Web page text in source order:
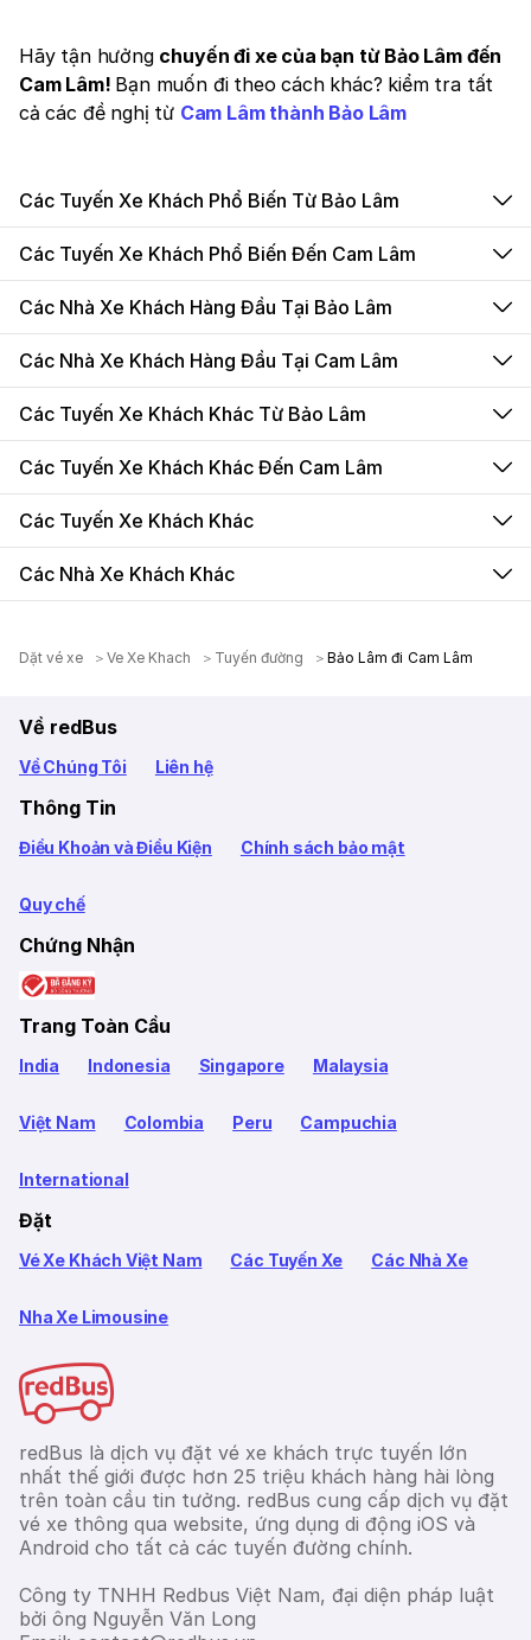
Hãy tận hưởng chuyến đi xe của bạn từ Bảo Lâm đến
Cam Lâm! Bạn muốn đi theo cách khác? kiểm tra tất
cả các đề nghị từ Cam Lâm thành Bảo Lâm
Các Tuyến Xe Khách Phổ Biến Từ Bảo Lâm
Các Tuyến Xe Khách Phổ Biến Đến Cam Lâm
Các Nhà Xe Khách Hàng Đầu Tại Bảo Lâm
Các Nhà Xe Khách Hàng Đầu Tại Cam Lâm
Các Tuyến Xe Khách Khác Từ Bảo Lâm
Các Tuyến Xe Khách Khác Đến Cam Lâm
Các Tuyến Xe Khách Khác
Các Nhà Xe Khách Khác
Dặt vé xe Ve Xe Khach Tuyến đường Bảo Lâm đi Cam Lâm
Về redBus
Về Chúng Tôi Liên hệ
Thông Tin
Điều Khoản và Điều Kiện Chính sách bảo mật
Quy chế
Chứng Nhận
Trang Toàn Cầu
India Indonesia Singapore Malaysia
Việt Nam Colombia Peru Campuchia
International
Đặt
Vé Xe Khách Việt Nam Các Tuyến Xe Các Nhà Xe
Nha Xe Limousine
redBus là dịch vụ đặt vé xe khách trực tuyến lớn
nhất thế giới được hơn 25 triệu khách hàng hài lòng
trên toàn cầu tin tưởng. redBus cung cấp dịch vụ đặt
vé xe thông qua website, ứng dụng di động iOS và
Android cho tất cả các tuyến đường chính.
Công ty TNHH Redbus Việt Nam, đại diện pháp luật
bởi ông Nguyễn Văn Long